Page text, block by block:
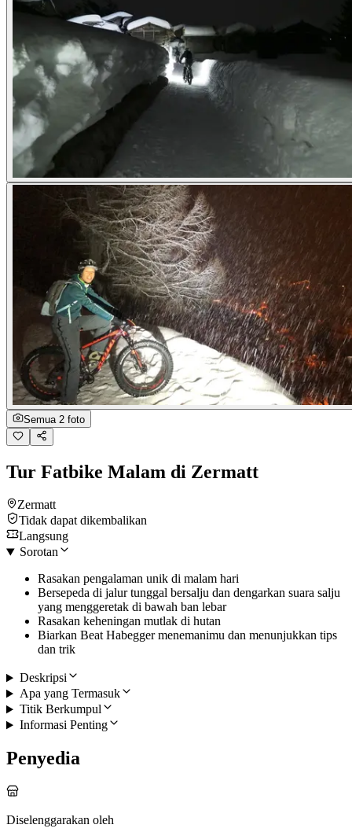
Semua 2 foto
Tur Fatbike Malam di Zermatt
Zermatt
Tidak dapat dikembalikan
Langsung
Sorotan
Rasakan pengalaman unik di malam hari
Bersepeda di jalur tunggal bersalju dan dengarkan suara salju
yang menggeretak di bawah ban lebar
Rasakan keheningan mutlak di hutan
Biarkan Beat Habegger menemanimu dan menunjukkan tips
dan trik
Deskripsi
Apa yang Termasuk
Titik Berkumpul
Informasi Penting
Penyedia
Diselenggarakan oleh